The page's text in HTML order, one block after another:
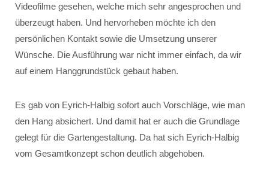
Videofilme gesehen, welche mich sehr angesprochen und
überzeugt haben. Und hervorheben möchte ich den
persönlichen Kontakt sowie die Umsetzung unserer
Wünsche. Die Ausführung war nicht immer einfach, da wir
auf einem Hanggrundstück gebaut haben.
Es gab von Eyrich-Halbig sofort auch Vorschläge, wie man
den Hang absichert. Und damit hat er auch die Grundlage
gelegt für die Gartengestaltung. Da hat sich Eyrich-Halbig
vom Gesamtkonzept schon deutlich abgehoben.